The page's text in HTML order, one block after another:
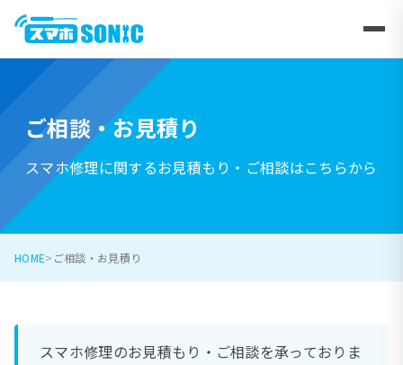
ご相談・お見積り
スマホ修理に関するお見積もり・ご相談はこちらから
HOME ご相談・お見積り
スマホ修理のお見積もり・ご相談を承っておりま